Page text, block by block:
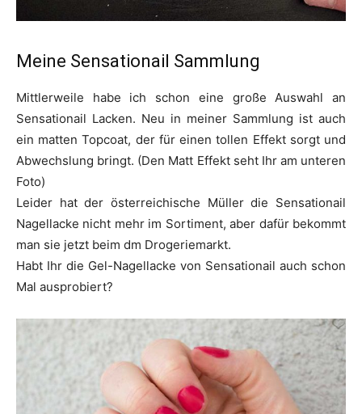
Meine Sensationail Sammlung
Mittlerweile habe ich schon eine große Auswahl an
Sensationail Lacken. Neu in meiner Sammlung ist auch
ein matten Topcoat, der für einen tollen Effekt sorgt und
Abwechslung bringt. (Den Matt Effekt seht Ihr am unteren
Foto)
Leider hat der österreichische Müller die Sensationail
Nagellacke nicht mehr im Sortiment, aber dafür bekommt
man sie jetzt beim dm Drogeriemarkt.
Habt Ihr die Gel-Nagellacke von Sensationail auch schon
Mal ausprobiert?